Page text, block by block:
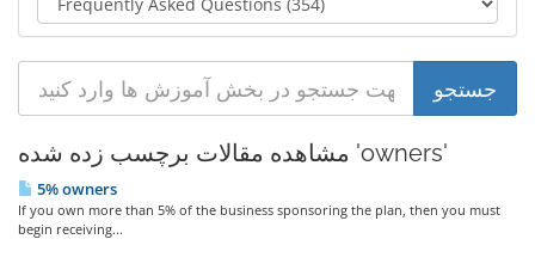
مشاهده مقالات برچسب زده شده 'owners'
5% owners
If you own more than 5% of the business sponsoring the plan, then you must
begin receiving...